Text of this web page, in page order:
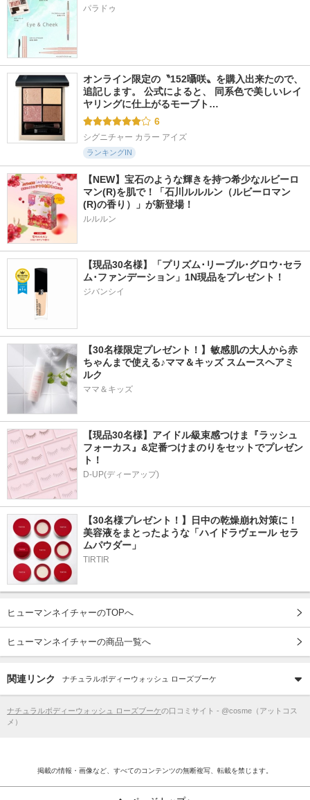
パラドゥ
オンライン限定の〝152囁咲〟を購入出来たので、
追記します。 公式によると、 同系色で美しいレイ
ヤリングに仕上がるモーブト…
6
シグニチャー カラー アイズ
ランキングIN
【NEW】宝石のような輝きを持つ希少なルビーロ
マン(R)を肌で！「石川ルルルン（ルビーロマン
(R)の香り）」が新登場！
ルルルン
【現品30名様】「プリズム･リーブル･グロウ･セラ
ジバンシイ
【30名様限定プレゼント！】敏感肌の大人から赤
ちゃんまで使える♪ママ＆キッズ スムースヘアミ
ルク
ママ＆キッズ
【現品30名様】アイドル級束感つけま『ラッシュ
フォーカス』&定番つけまのりをセットでプレゼン
ト！
D-UP(ディーアップ)
【30名様プレゼント！】日中の乾燥崩れ対策に！
美容液をまとったような「ハイドラヴェール セラ
ムパウダー」
TIRTIR
ヒューマンネイチャーのTOPへ
ヒューマンネイチャーの商品一覧へ
関連リンク ナチュラルボディーウォッシュ ローズブーケ
ナチュラルボディーウォッシュ ローズブーケの口コミサイト - @cosme（アットコス
メ）
掲載の情報・画像など、すべてのコンテンツの無断複写、転載を禁じます。